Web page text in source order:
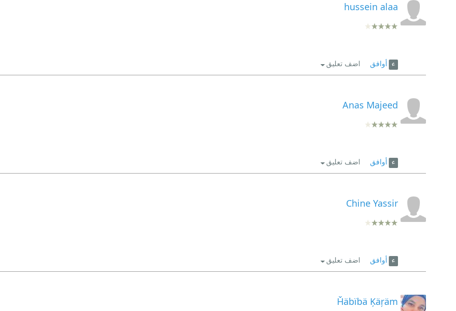
hussein alaa
أوافق اضف تعليق
Anas Majeed
أوافق اضف تعليق
Chine Yassir
أوافق اضف تعليق
Ȟäbïbä Ķäŗäm